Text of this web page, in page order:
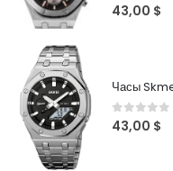
0 out of
43,00 $
Часы
0 out of
43,00 $